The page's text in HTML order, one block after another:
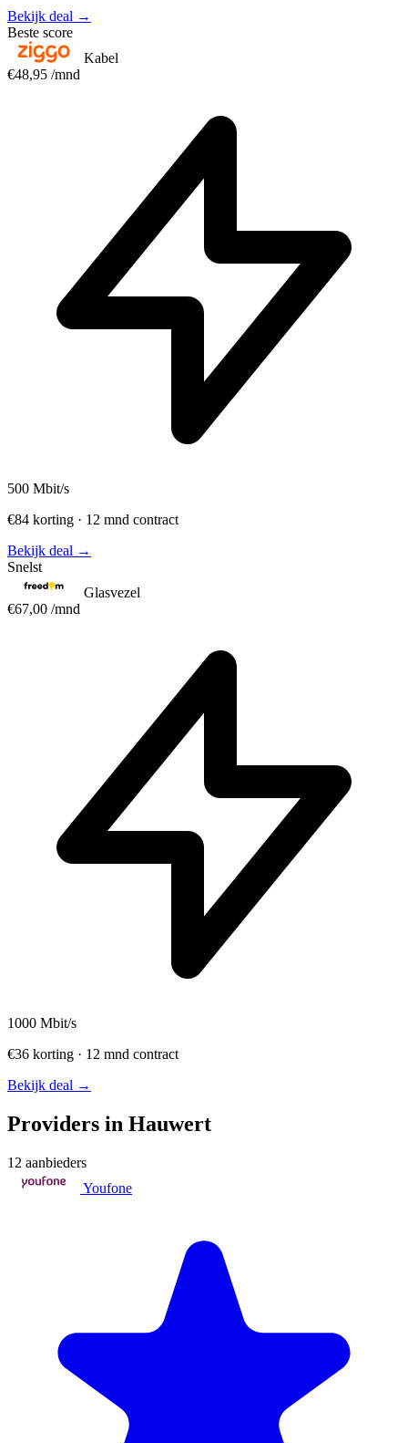
Bekijk deal →
Beste score
Kabel
€48,95 /mnd
500 Mbit/s
€84 korting · 12 mnd contract
Bekijk deal →
Snelst
Glasvezel
€67,00 /mnd
1000 Mbit/s
€36 korting · 12 mnd contract
Bekijk deal →
Providers in Hauwert
12 aanbieders
Youfone